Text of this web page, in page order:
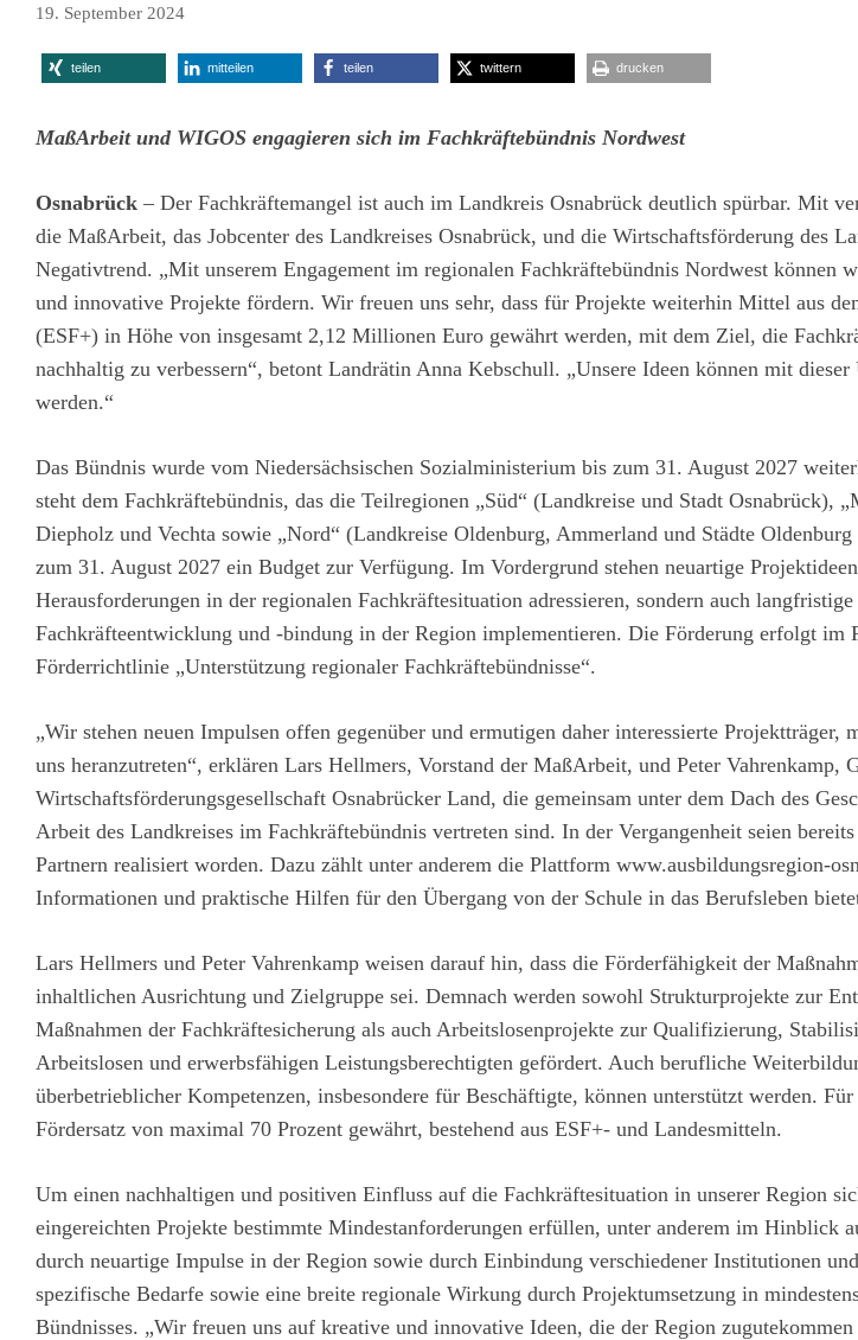
19. September 2024
teilen mitteilen teilen twittern drucken
MaßArbeit und WIGOS engagieren sich im Fachkräftebündnis Nordwest
Osnabrück – Der Fachkräftemangel ist auch im Landkreis Osnabrück deutlich spürbar. Mit
die MaßArbeit, das Jobcenter des Landkreises Osnabrück, und die Wirtschaftsförderung des
Negativtrend. „Mit unserem Engagement im regionalen Fachkräftebündnis Nordwest können
und innovative Projekte fördern. Wir freuen uns sehr, dass für Projekte weiterhin Mittel aus
(ESF+) in Höhe von insgesamt 2,12 Millionen Euro gewährt werden, mit dem Ziel, die
nachhaltig zu verbessern“, betont Landrätin Anna Kebschull. „Unsere Ideen können mit dieser
werden.“
Das Bündnis wurde vom Niedersächsischen Sozialministerium bis zum 31. August 2027
steht dem Fachkräftebündnis, das die Teilregionen „Süd“ (Landkreise und Stadt Osnabrück),
Diepholz und Vechta sowie „Nord“ (Landkreise Oldenburg, Ammerland und Städte
zum 31. August 2027 ein Budget zur Verfügung. Im Vordergrund stehen neuartige
Herausforderungen in der regionalen Fachkräftesituation adressieren, sondern auch
Fachkräfteentwicklung und -bindung in der Region implementieren. Die Förderung erfolgt im
Förderrichtlinie „Unterstützung regionaler Fachkräftebündnisse“.
„Wir stehen neuen Impulsen offen gegenüber und ermutigen daher interessierte Projektträger,
uns heranzutreten“, erklären Lars Hellmers, Vorstand der MaßArbeit, und Peter Vahrenkamp,
Wirtschaftsförderungsgesellschaft Osnabrücker Land, die gemeinsam unter dem Dach des
Arbeit des Landkreises im Fachkräftebündnis vertreten sind. In der Vergangenheit seien
Partnern realisiert worden. Dazu zählt unter anderem die Plattform www.ausbildungsregion-
Informationen und praktische Hilfen für den Übergang von der Schule in das Berufsleben
Lars Hellmers und Peter Vahrenkamp weisen darauf hin, dass die Förderfähigkeit der
inhaltlichen Ausrichtung und Zielgruppe sei. Demnach werden sowohl Strukturprojekte zur
Maßnahmen der Fachkräftesicherung als auch Arbeitslosenprojekte zur Qualifizierung,
Arbeitslosen und erwerbsfähigen Leistungsberechtigten gefördert. Auch berufliche
überbetrieblicher Kompetenzen, insbesondere für Beschäftigte, können unterstützt werden.
Fördersatz von maximal 70 Prozent gewährt, bestehend aus ESF+- und Landesmitteln.
Um einen nachhaltigen und positiven Einfluss auf die Fachkräftesituation in unserer Region
eingereichten Projekte bestimmte Mindestanforderungen erfüllen, unter anderem im Hinblick
durch neuartige Impulse in der Region sowie durch Einbindung verschiedener Institutionen
spezifische Bedarfe sowie eine breite regionale Wirkung durch Projektumsetzung in
Bündnisses. „Wir freuen uns auf kreative und innovative Ideen, die der Region